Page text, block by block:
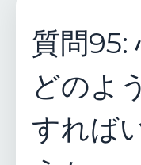
質問95:
どのよ
すれば